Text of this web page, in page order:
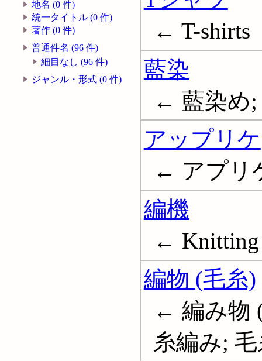
地名 (0 件)
統一タイトル (0 件)
著作 (0 件)
普通件名 (96 件)
細目なし (96 件)
ジャンル・形式 (0 件)
← T-shirts
藍染
← 藍染め;
アップリケ
← アプリ
編機
← Knitting
編物 (毛糸)
← 編み物
糸編み;